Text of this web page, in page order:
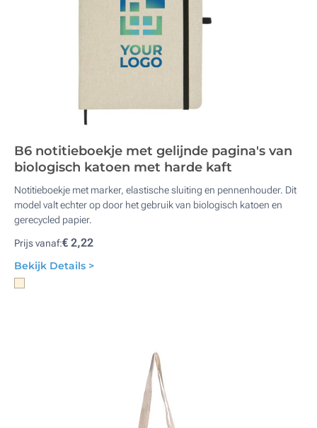
B6 notitieboekje met gelijnde pagina's van
biologisch katoen met harde kaft
Notitieboekje met marker, elastische sluiting en pennenhouder. Dit
model valt echter op door het gebruik van biologisch katoen en
gerecycled papier.
Prijs vanaf:€ 2,22
Bekijk Details >